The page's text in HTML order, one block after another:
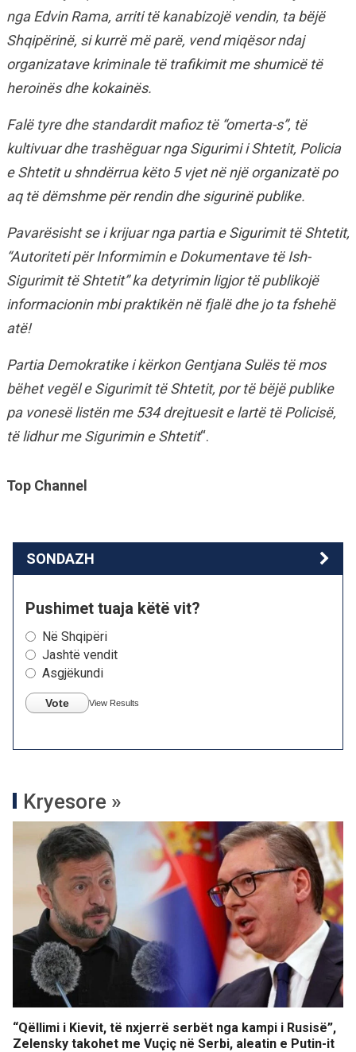
nga Edvin Rama, arriti të kanabizojë vendin, ta bëjë
Shqipërinë, si kurrë më parë, vend miqësor ndaj
organizatave kriminale të trafikimit me shumicë të
heroinës dhe kokainës.
Falë tyre dhe standardit mafioz të “omerta-s”, të
kultivuar dhe trashëguar nga Sigurimi i Shtetit, Policia
e Shtetit u shndërrua këto 5 vjet në një organizatë po
aq të dëmshme për rendin dhe sigurinë publike.
Pavarësisht se i krijuar nga partia e Sigurimit të Shtetit,
“Autoriteti për Informimin e Dokumentave të Ish-
Sigurimit të Shtetit” ka detyrimin ligjor të publikojë
informacionin mbi praktikën në fjalë dhe jo ta fshehë
atë!
Partia Demokratike i kërkon Gentjana Sulës të mos
bëhet vegël e Sigurimit të Shtetit, por të bëjë publike
pa vonesë listën me 534 drejtuesit e lartë të Policisë,
të lidhur me Sigurimin e Shtetit“.
Top Channel
SONDAZH
Pushimet tuaja këtë vit?
Në Shqipëri
Jashtë vendit
Asgjëkundi
Vote View Results
Kryesore »
“Qëllimi i Kievit, të nxjerrë serbët nga kampi i Rusisë”,
Zelensky takohet me Vuçiç në Serbi, aleatin e Putin-it